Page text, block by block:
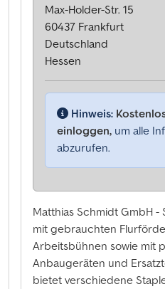
Matthias Schmidt GmbH
mit gebrauchten
Arbeitsbühnen sowie mit
Anbaugeräten und
bietet verschiedene
Max-Holder-Str. 15
60437 Frankfurt
Deutschland
Hessen
Hinweis:
einloggen, um alle
abzurufen.